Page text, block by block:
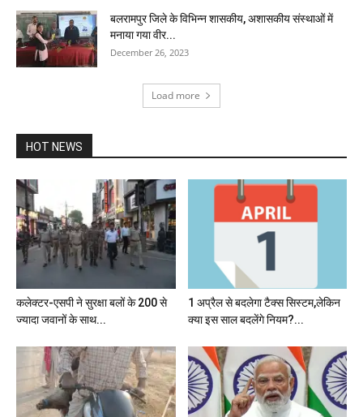
बलरामपुर जिले के विभिन्न शासकीय, अशासकीय संस्थाओं में
मनाया गया वीर...
December 26, 2023
Load more
HOT NEWS
कलेक्टर-एसपी ने सुरक्षा बलों के 200 से
ज्यादा जवानों के साथ...
1 अप्रैल से बदलेगा टैक्स सिस्टम,लेकिन
क्या इस साल बदलेंगे नियम?...